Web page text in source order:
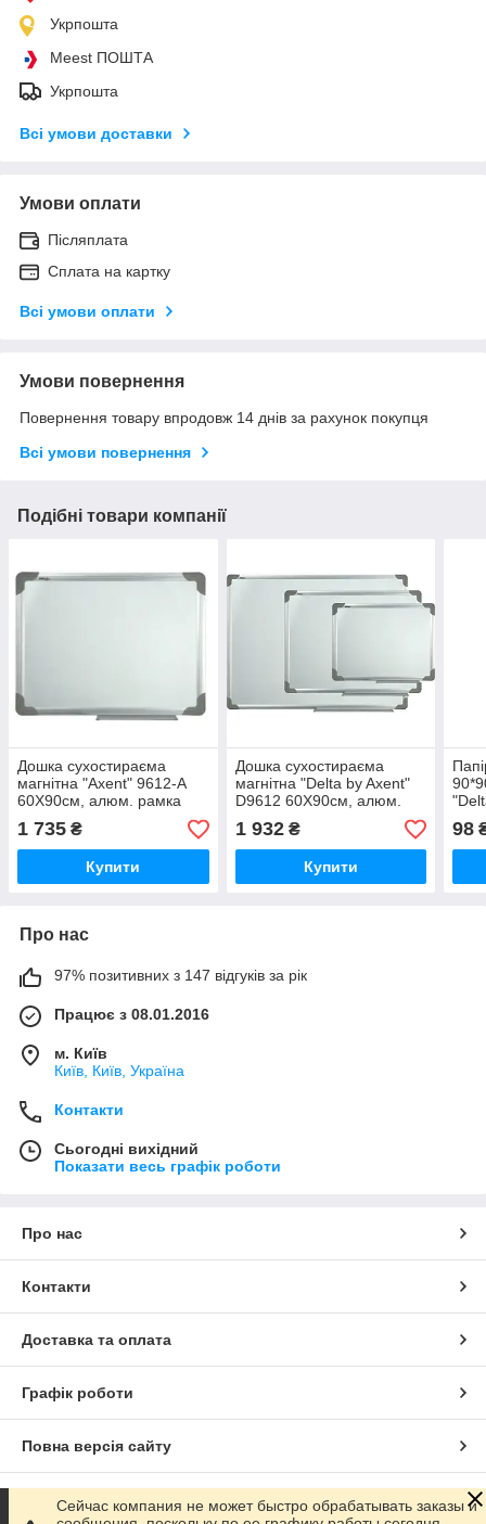
Укрпошта
Meest ПОШТА
Укрпошта
Всі умови доставки
Умови оплати
Післяплата
Сплата на картку
Всі умови оплати
Умови повернення
Повернення товару впродовж 14 днів за рахунок покупця
Всі умови повернення
Подібні товари компанії
Дошка сухостираєма
магнітна "Axent" 9612-A
60X90см, алюм. рамка
22*20мм, шт
1 735 ₴
Купити
Дошка сухостираєма
магнітна "Delta by Axent"
D9612 60X90см, алюм.
рамка, шт
1 932₴
Купити
шт
98
Про нас
97% позитивних з 147 відгуків за рік
Працює з 08.01.2016
м. Київ
Київ, Київ, Україна
Контакти
Сьогодні вихідний
Показати весь графік роботи
Про нас
Контакти
Доставка та оплата
Графік роботи
Повна версія сайту
Сайт створено на маркетплейсі Prom.ua
Сейчас компания не может быстро обрабатывать заказы и